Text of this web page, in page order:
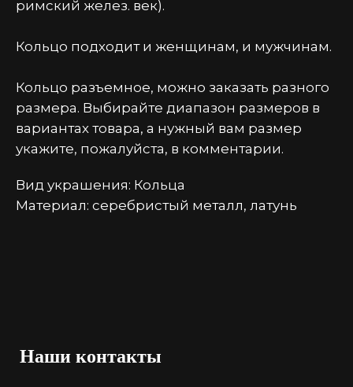
римский желез. век).
Кольцо подходит и женщинам, и мужчинам.
Кольцо разъемное, можно заказать разного
размера. Выбирайте диапазон размеров в
вариантах товара, а нужный вам размер
укажите, пожалуйста, в комментарии.
Вид украшения: Кольца
Материал: серебристый металл, латунь
Наши контакты